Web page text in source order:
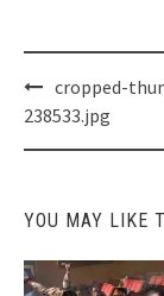
Post
navigation
cropped-
238533.jpg
YOU MAY LIKE